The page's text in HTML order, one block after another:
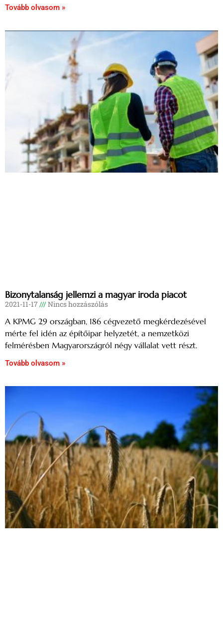
Tovább olvasom »
Bizonytalanság jellemzi a magyar iroda piacot
2021-11-17 Nincs hozzászólás
A KPMG 29 országban, 186 cégvezető megkérdezésével
mérte fel idén az építőipar helyzetét, a nemzetközi
felmérésben Magyarországról négy vállalat vett részt.
Tovább olvasom »